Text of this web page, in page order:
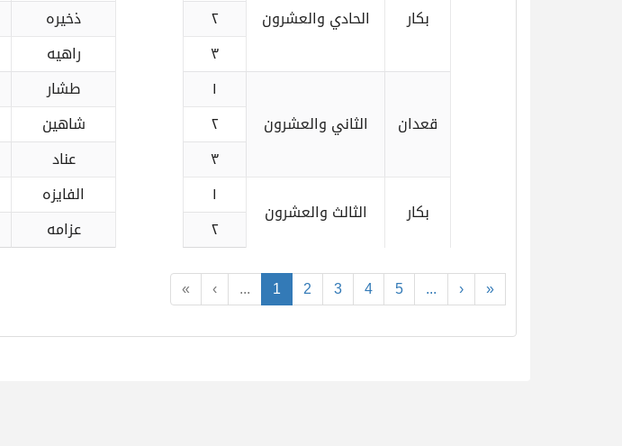
« ‹ ... 1 2 3 4 5 ... › »
بكار الحادي والعشرون
٢
ذخيره
٣
راهيه
قعدان الثاني والعشرون
١ طشار
٢
شاهين
٣
عناد
بكار
الثالث والعشرون
١ الفايزه
٢
عزامه